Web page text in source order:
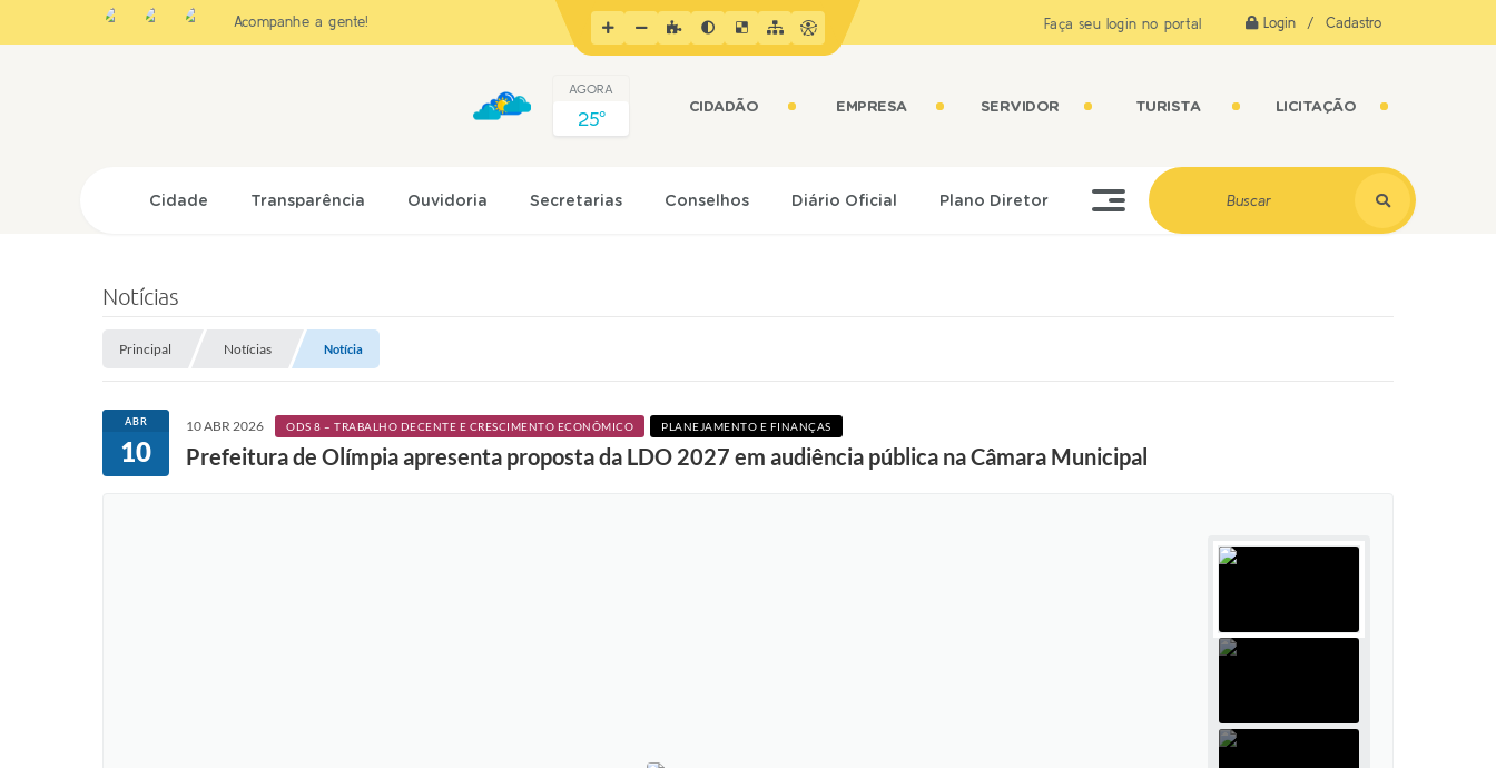
Faça seu login no portal Login / Cadastro
Acompanhe a gente!
CIDADÃO EMPRESA SERVIDOR TURISTA LICITAÇÃO
AGORA
25º
Cidade Transparência Ouvidoria Secretarias Conselhos Diário Oficial Plano Diretor
Notícias
Principal Notícias Notícia
ABR
10
10 ABR 2026 ODS 8 – TRABALHO DECENTE E CRESCIMENTO ECONÔMICO PLANEJAMENTO E FINANÇAS
Prefeitura de Olímpia apresenta proposta da LDO 2027 em audiência pública na Câmara Municipal